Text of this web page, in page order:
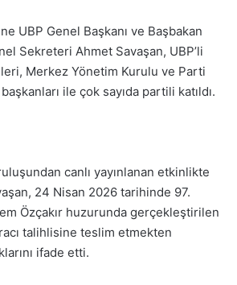
UBP Genel Başkanı ve Başbakan
Sekreteri Ahmet Savaşan, UBP’li
Merkez Yönetim Kurulu ve Parti
ile çok sayıda partili katıldı.
canlı yayınlanan etkinlikte
24 Nisan 2026 tarihinde 97.
Özçakır huzurunda gerçekleştirilen
talihlisine teslim etmekten
ifade etti.